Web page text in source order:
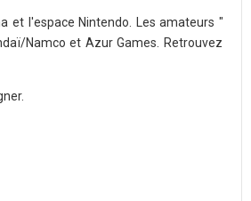
et l'espace Nintendo. Les amateurs "
Namco et Azur Games. Retrouvez